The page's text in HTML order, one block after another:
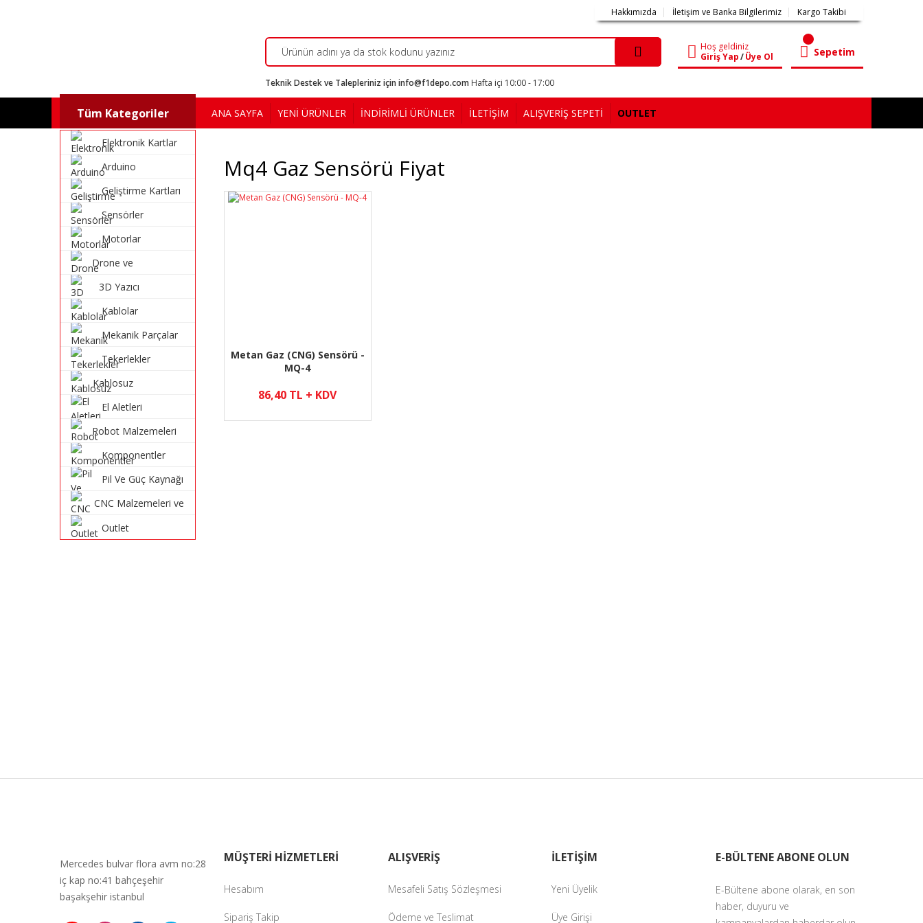
Hakkımızda İletişim ve Banka Bilgilerimiz Kargo Takibi
Hoş geldiniz
Giriş Yap/Üye Ol Sepetim
Teknik Destek ve Talepleriniz için info@f1depo.com Hafta içi 10:00 - 17:00
Tüm Kategoriler
Elektronik Kartlar
Arduino
Geliştirme Kartları
Sensörler
Motorlar
Drone ve
Malzemeleri
3D Yazıcı
Kablolar
Mekanik Parçalar
Tekerlekler
Kablosuz
Sistemleri
El Aletleri
Robot Malzemeleri
Komponentler
Pil Ve Güç Kaynağı
CNC Malzemeleri ve
Outlet
ANA SAYFA YENİ ÜRÜNLER İNDİRİMLİ ÜRÜNLER İLETİŞİM ALIŞVERİŞ SEPETİ OUTLET
Mq4 Gaz Sensörü Fiyat
Metan Gaz (CNG) Sensörü -
MQ-4
86,40 TL + KDV
Mercedes bulvar flora avm no:28
iç kap no:41 bahçeşehir
başakşehir istanbul
MÜŞTERİ HİZMETLERİ
Hesabım
Sipariş Takip
ALIŞVERİŞ
Mesafeli Satış Sözleşmesi
Ödeme ve Teslimat
İLETİŞİM
Yeni Üyelik
Üye Girişi
E-BÜLTENE ABONE OLUN
E-Bültene abone olarak, en son
haber, duyuru ve